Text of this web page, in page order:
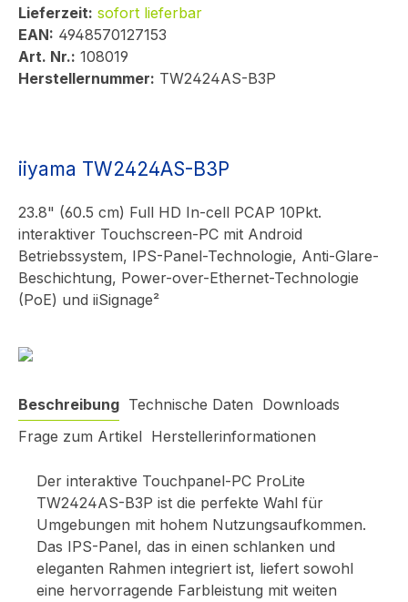
Lieferzeit: sofort lieferbar
EAN: 4948570127153
Art. Nr.: 108019
Herstellernummer: TW2424AS-B3P
iiyama TW2424AS-B3P
23.8" (60.5 cm) Full HD In-cell PCAP 10Pkt.
interaktiver Touchscreen-PC mit Android
Betriebssystem, IPS-Panel-Technologie, Anti-Glare-
Beschichtung, Power-over-Ethernet-Technologie
(PoE) und iiSignage²
Beschreibung Technische Daten Downloads
Frage zum Artikel Herstellerinformationen
Der interaktive Touchpanel-PC ProLite
TW2424AS-B3P ist die perfekte Wahl für
Umgebungen mit hohem Nutzungsaufkommen.
Das IPS-Panel, das in einen schlanken und
eleganten Rahmen integriert ist, liefert sowohl
eine hervorragende Farbleistung mit weiten